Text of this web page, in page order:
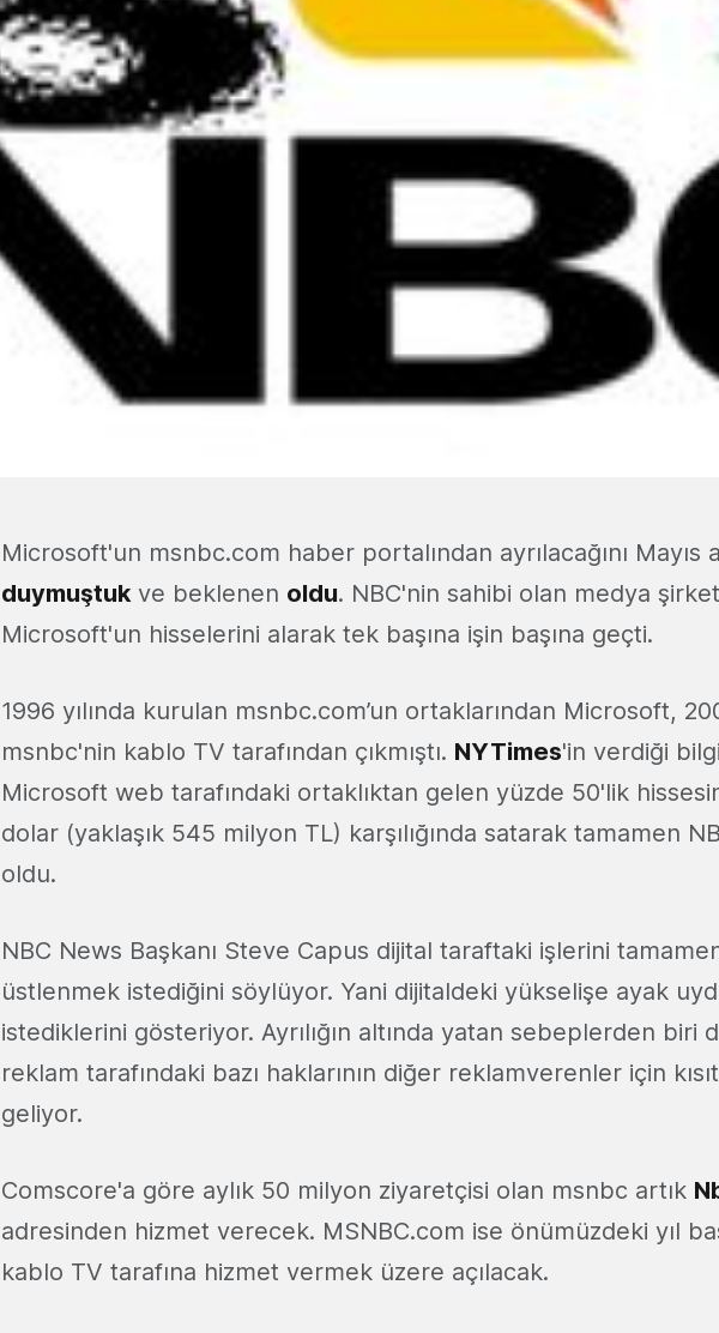
Microsoft'un msnbc.com haber portalından ayrılacağını Mayıs
duymuştukve beklenen oldu. NBC'nin sahibi olan medya
Microsoft'un hisselerini alarak tek başına işin başına geçti.
1996 yılında kurulan msnbc.com’un ortaklarından Microsoft,
msnbc'nin kablo TV tarafından çıkmıştı. NYTimes'in verdiği
Microsoft web tarafındaki ortaklıktan gelen yüzde 50'lik
dolar (yaklaşık 545 milyon TL) karşılığında satarak tamamen
oldu.
NBC News Başkanı Steve Capus dijital taraftaki işlerini
üstlenmek istediğini söylüyor. Yani dijitaldeki yükselişe ayak
istediklerini gösteriyor. Ayrılığın altında yatan sebeplerden biri
reklam tarafındaki bazı haklarının diğer reklamverenler için
geliyor.
Comscore'a göre aylık 50 milyon ziyaretçisi olan msnbc artık
adresinden hizmet verecek. MSNBC.com ise önümüzdeki yıl
kablo TV tarafına hizmet vermek üzere açılacak.